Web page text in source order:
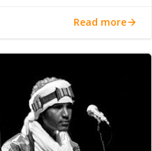
Read more